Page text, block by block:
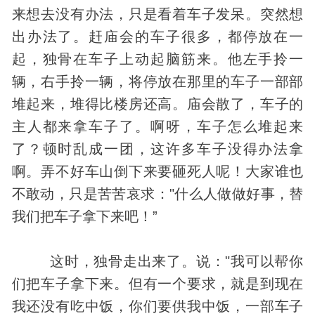
来想去没有办法，只是看着车子发呆。突然想
出办法了。赶庙会的车子很多，都停放在一
起，独骨在车子上动起脑筋来。他左手拎一
辆，右手拎一辆，将停放在那里的车子一部部
堆起来，堆得比楼房还高。庙会散了，车子的
主人都来拿车子了。啊呀，车子怎么堆起来
了？顿时乱成一团，这许多车子没得办法拿
啊。弄不好车山倒下来要砸死人呢！大家谁也
不敢动，只是苦苦哀求："什么人做做好事，替
我们把车子拿下来吧！”
这时，独骨走出来了。说："我可以帮你
们把车子拿下来。但有一个要求，就是到现在
我还没有吃中饭，你们要供我中饭，一部车子